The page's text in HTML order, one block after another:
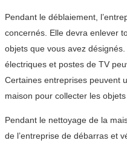
Pendant le déblaiement,
concernés. Elle devra enlever
objets que vous avez
électriques et postes de TV
Certaines entreprises peuvent
maison pour collecter les
Pendant le nettoyage de la
de l’entreprise de débarras et